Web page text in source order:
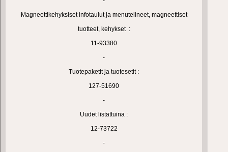
Magneettikehyksiset infotaulut ja menutelineet, magneettiset
tuotteet, kehykset :
11-93380
-
Tuotepaketit ja tuotesetit :
127-51690
-
Uudet listattuina :
12-73722
-